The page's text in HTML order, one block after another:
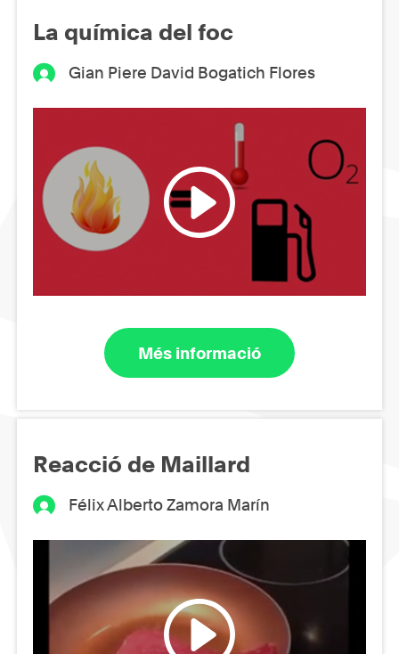
La química del foc
Gian Piere David Bogatich Flores
Més informació
Reacció de Maillard
Félix Alberto Zamora Marín